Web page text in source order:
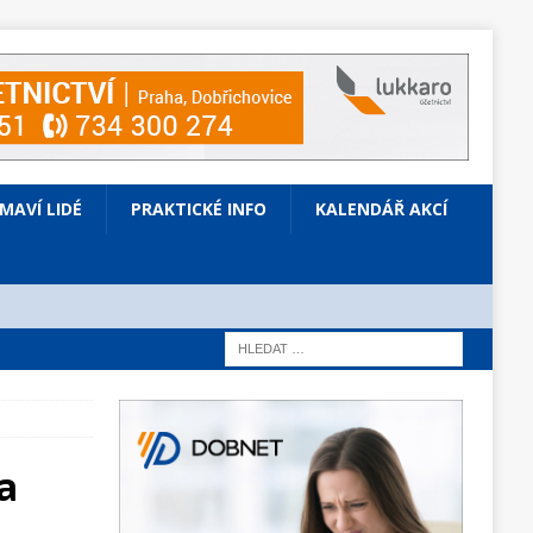
LIDÉ PRAKTICKÉ INFO KALENDÁŘ AKCÍ